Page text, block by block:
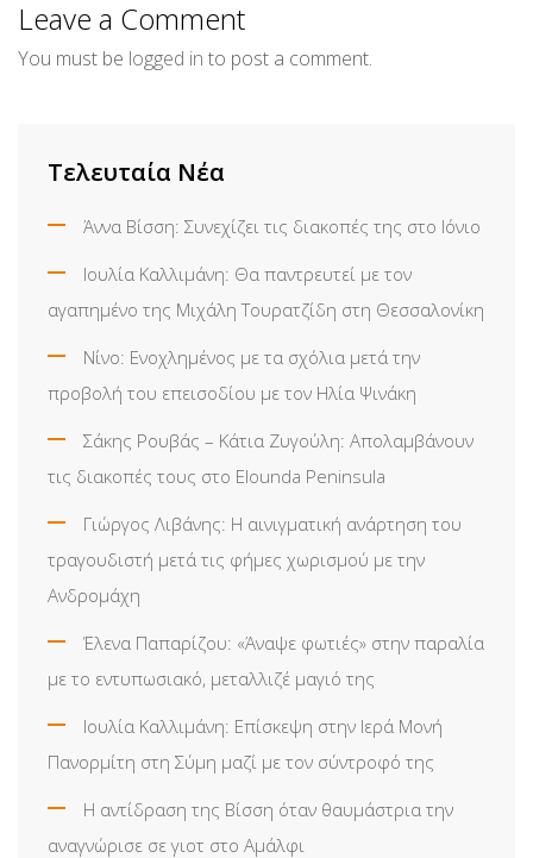
Leave a Comment
You must be logged in to post a comment.
Τελευταία Νέα
Άννα Βίσση: Συνεχίζει τις διακοπές της στο Ιόνιο
Ιουλία Καλλιμάνη: Θα παντρευτεί με τον
αγαπημένο της Μιχάλη Τουρατζίδη στη Θεσσαλονίκη
Νίνο: Ενοχλημένος με τα σχόλια μετά την
προβολή του επεισοδίου με τον Ηλία Ψινάκη
Σάκης Ρουβάς – Κάτια Ζυγούλη: Απολαμβάνουν
τις διακοπές τους στο Elounda Peninsula
Γιώργος Λιβάνης: Η αινιγματική ανάρτηση του
τραγουδιστή μετά τις φήμες χωρισμού με την
Ανδρομάχη
Έλενα Παπαρίζου: «Άναψε φωτιές» στην παραλία
με το εντυπωσιακό, μεταλλιζέ μαγιό της
Ιουλία Καλλιμάνη: Επίσκεψη στην Ιερά Μονή
Πανορμίτη στη Σύμη μαζί με τον σύντροφό της
Η αντίδραση της Βίσση όταν θαυμάστρια την
αναγνώρισε σε γιοτ στο Αμάλφι